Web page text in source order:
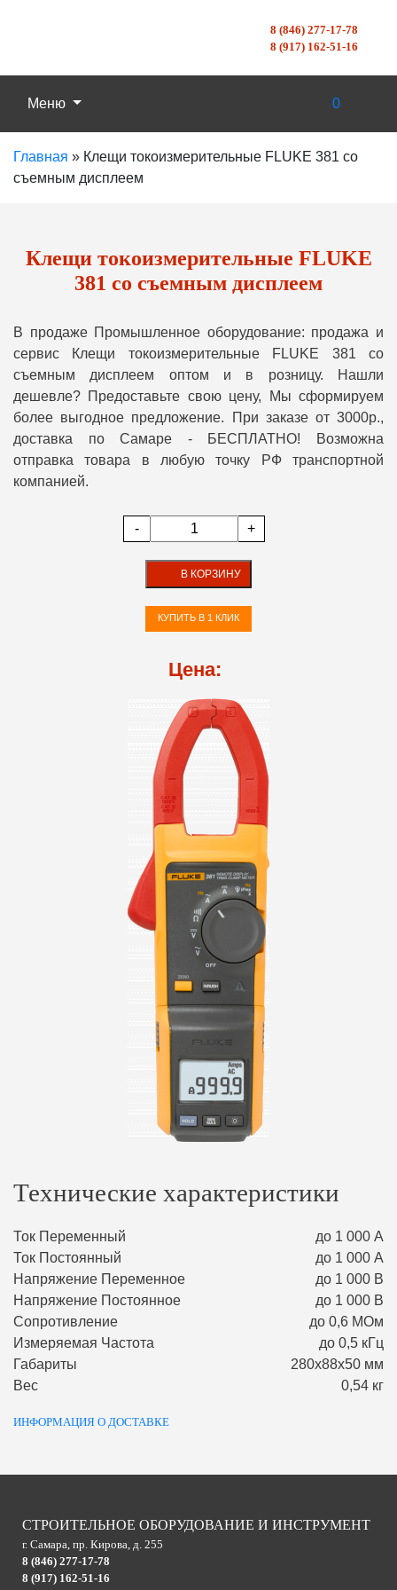
8 (846) 277-17-78
8 (917) 162-51-16
Меню 0
Главная » Клещи токоизмерительные FLUKE 381 со
съемным дисплеем
Клещи токоизмерительные FLUKE
381 со съемным дисплеем
В продаже Промышленное оборудование: продажа и
сервис Клещи токоизмерительные FLUKE 381 со
съемным дисплеем оптом и в розницу. Нашли
дешевле? Предоставьте свою цену, Мы сформируем
более выгодное предложение. При заказе от 3000р.,
доставка по Самаре - БЕСПЛАТНО! Возможна
отправка товара в любую точку РФ транспортной
компанией.
- +
В КОРЗИНУ
КУПИТЬ В 1 КЛИК
Цена:
Технические характеристики
Ток Переменный
до 1 000 А
Ток Постоянный
до 1 000 А
Напряжение Переменное
до 1 000 В
Напряжение Постоянное
до 1 000 В
Сопротивление
до 0,6 МОм
Измеряемая Частота
до 0,5 кГц
Габариты
280х88х50 мм
Вес
0,54 кг
ИНФОРМАЦИЯ О ДОСТАВКЕ
СТРОИТЕЛЬНОЕ ОБОРУДОВАНИЕ И ИНСТРУМЕНТ
г. Самара, пр. Кирова, д. 255
8 (846) 277-17-78
8 (917) 162-51-16